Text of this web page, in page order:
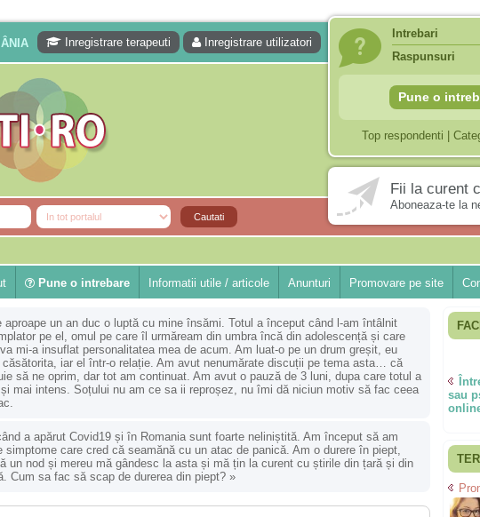
Inregistrare terapeuti Inregistrare utilizatori
Intrebari
Raspunsuri
Pune o
Top respondenti
Fii la curent
Aboneaza-te la
Pune o intrebare Informatii utile / articole Anunturi Promovare pe site
aproape un an duc o luptă cu mine însămi. Totul a început când l-am întâlnit
pe el, omul pe care îl urmăream din umbra încă din adolescență și care
mi-a insuflat personalitatea mea de acum. Am luat-o pe un drum greșit, eu
căsătorita, iar el într-o relație. Am avut nenumărate discuții pe tema asta… că
să ne oprim, dar tot am continuat. Am avut o pauză de 3 luni, dupa care totul a
mai intens. Soțului nu am ce sa ii reproșez, nu îmi dă niciun motiv să fac ceea
a apărut Covid19 și în Romania sunt foarte neliniștită. Am început să am
simptome care cred că seamănă cu un atac de panică. Am o durere în piept,
un nod și mereu mă gândesc la asta și mă țin la curent cu știrile din țară și din
Cum sa fac să scap de durerea din piept? »
sau